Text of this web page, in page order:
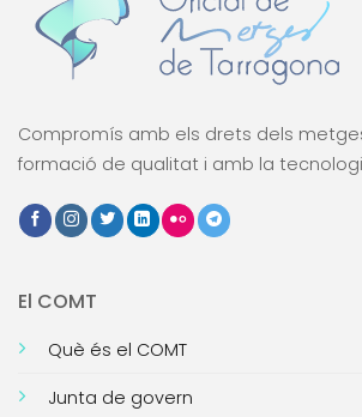
Compromís amb els drets dels
formació de qualitat i amb la
El COMT
Què és el COMT
Junta de govern